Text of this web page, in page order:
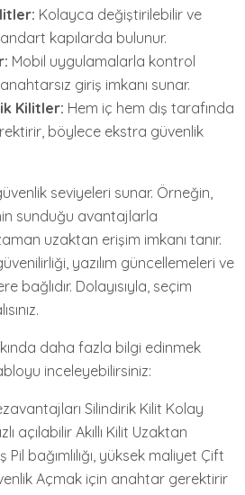
Kolayca değiştirilebilir ve
kapılarda bulunur.
Mobil uygulamalarla kontrol
giriş imkanı sunar.
Kilitler: Hem iç hem dış tarafında
böylece ekstra güvenlik
seviyeleri sunar. Örneğin,
sunduğu avantajlarla
uzaktan erişim imkanı tanır.
yazılım güncellemeleri ve
bağlıdır. Dolayısıyla, seçim
daha fazla bilgi edinmek
inceleyebilirsiniz:
Silindirik Kilit Kolay
açılabilir Akıllı Kilit Uzaktan
bağımlılığı, yüksek maliyet Çift
Açmak için anahtar gerektirir